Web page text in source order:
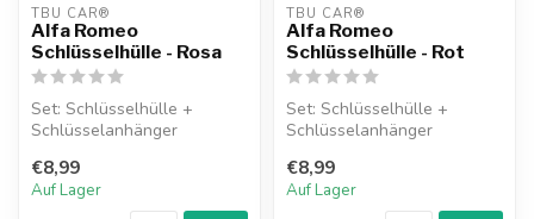
TBU CAR®
Alfa Romeo
Schlüsselhülle - Rosa
Set: Schlüsselhülle +
Schlüsselanhänger
€8,99
Auf Lager
TBU CAR®
Alfa Romeo
Schlüsselhülle - Rot
Set: Schlüsselhülle +
Schlüsselanhänger
€8,99
Auf Lager